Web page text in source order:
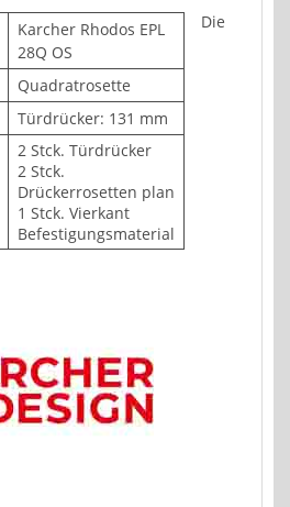
Karcher Rhodos EPL
28Q OS
Quadratrosette
Türdrücker: 131 mm
2 Stck. Türdrücker
2 Stck.
Drückerrosetten plan
1 Stck. Vierkant
Befestigungsmaterial
Die